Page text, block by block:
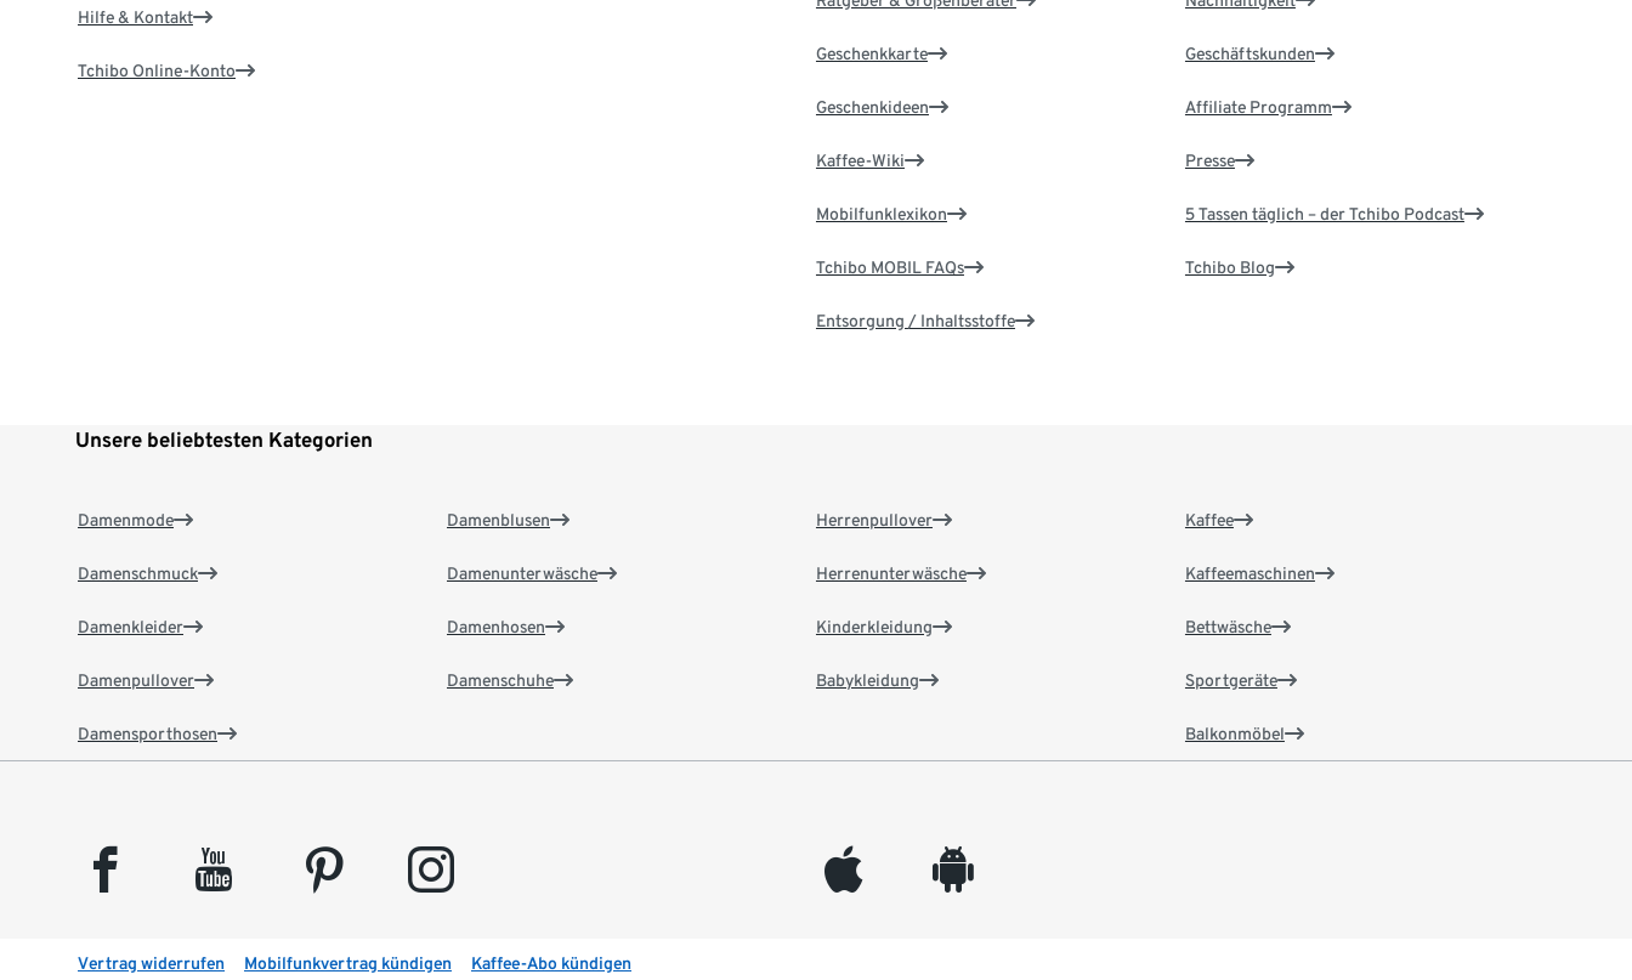
Hilfe & Kontakt
Tchibo Online-Konto
Geschenkkarte
Geschenkideen
Kaffee-Wiki
Mobilfunklexikon
Tchibo MOBIL FAQs
Entsorgung / Inhaltsstoffe
Geschäftskunden
Affiliate Programm
Presse
5 Tassen täglich – der Tchibo Podcast
Tchibo Blog
Unsere beliebtesten Kategorien
Damenmode
Damenschmuck
Damenkleider
Damenpullover
Damensporthosen
Damenblusen
Damenunterwäsche
Damenhosen
Damenschuhe
Herrenpullover
Herrenunterwäsche
Kinderkleidung
Babykleidung
Kaffee
Kaffeemaschinen
Bettwäsche
Sportgeräte
Balkonmöbel
facebook youtube pinterest instagram appleinc android
Vertrag widerrufen Mobilfunkvertrag kündigen Kaffee-Abo kündigen